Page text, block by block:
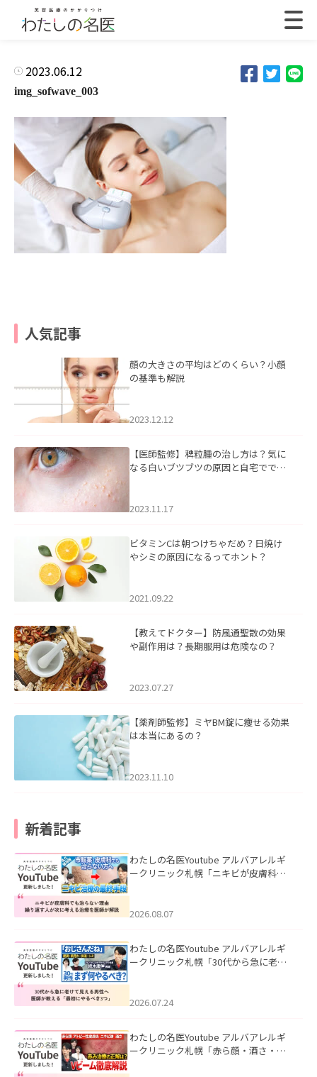
2023.06.12
img_sofwave_003
人気記事
顔の大きさの平均はどのくらい？小顔
の基準も解説
2023.12.12
【医師監修】稗粒腫の治し方は？気に
なる白いブツブツの原因と自宅ででき
2023.11.17
ビタミンCは朝つけちゃだめ？日焼け
やシミの原因になるってホント？
2021.09.22
【教えてドクター】防風通聖散の効果
や副作用は？長期服用は危険なの？
2023.07.27
【薬剤師監修】ミヤBM錠に痩せる効果
は本当にあるの？
2023.11.10
新着記事
わたしの名医Youtube アルバアレルギ
ークリニック札幌「ニキビが皮膚科で
ました。
2026.08.07
わたしの名医Youtube アルバアレルギ
ークリニック札幌「30代から急に老け
た。
2026.07.24
わたしの名医Youtube アルバアレルギ
ークリニック札幌「赤ら顔・酒さ・ニ